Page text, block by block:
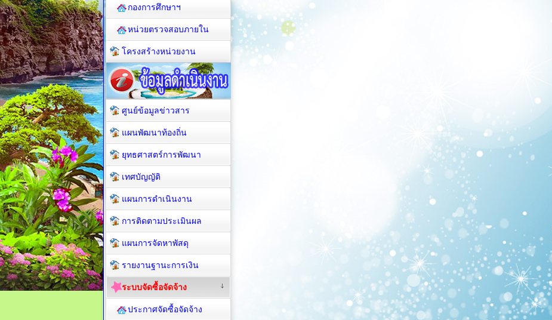
กองการศึกษาฯ
หน่วยตรวจสอบภายใน
โครงสร้างหน่วยงาน
ศูนย์ข้อมูลข่าวสาร
แผนพัฒนาท้องถิ่น
ยุทธศาสตร์การพัฒนา
เทศบัญญัติ
แผนการดำเนินงาน
การติดตามประเมินผล
แผนการจัดหาพัสดุ
รายงานฐานะการเงิน
ระบบจัดซื้อจัดจ้าง
ประกาศจัดซื้อจัดจ้าง